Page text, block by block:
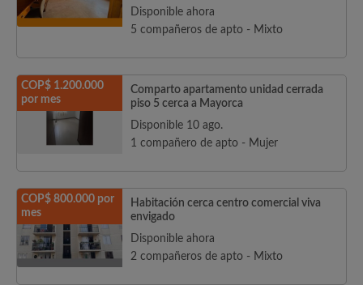
Disponible ahora
5 compañeros de apto - Mixto
COP$ 1.200.000
por mes
Comparto apartamento unidad cerrada
piso 5 cerca a Mayorca
Disponible 10 ago.
1 compañero de apto - Mujer
COP$ 800.000 por
mes
Habitación cerca centro comercial viva
envigado
Disponible ahora
2 compañeros de apto - Mixto